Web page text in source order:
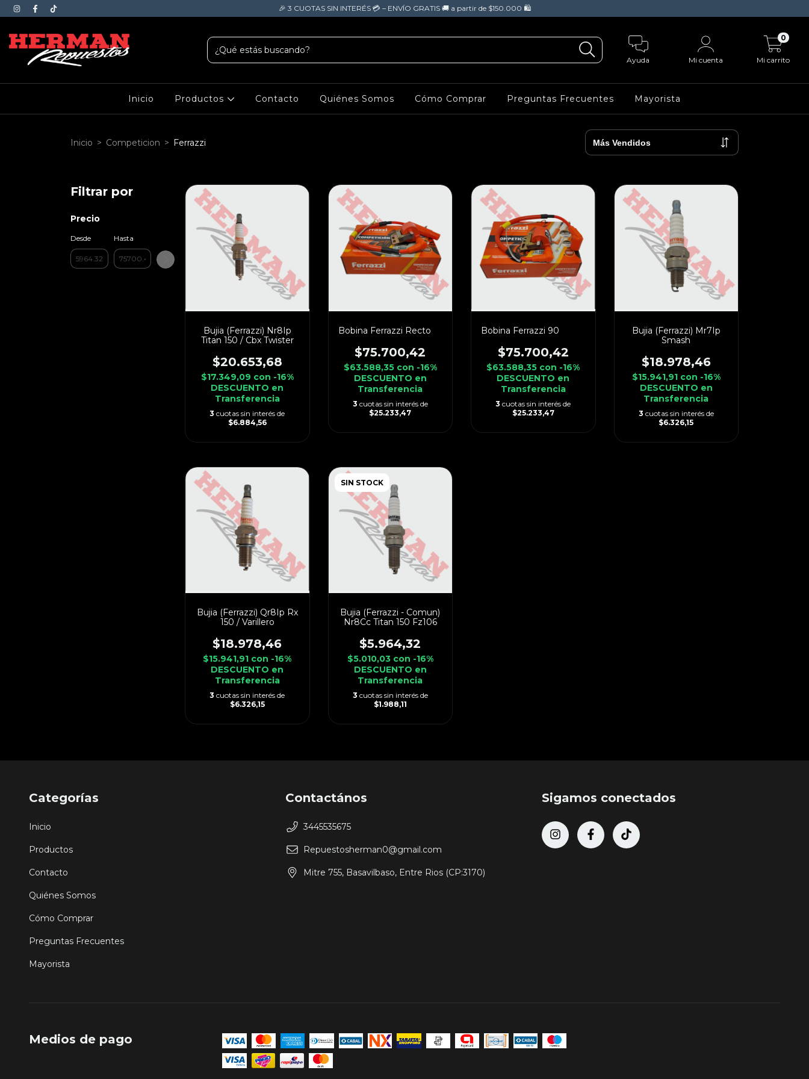
🎉 3 CUOTAS SIN INTERÉS 💳 – ENVÍO GRATIS 🚚 a partir de $150.000 🛍️
Ayuda Mi cuenta Mi carrito
0
Inicio Productos Contacto Quiénes Somos Cómo Comprar Preguntas Frecuentes Mayorista
Inicio > Competicion > Ferrazzi
Filtrar por
Precio
Desde Hasta
Bujia (Ferrazzi) Nr8Ip
Titan 150 / Cbx Twister
$20.653,68
$17.349,09 con -16%
DESCUENTO en
Transferencia
3 cuotas sin interés de
$6.884,56
Bobina Ferrazzi Recto
$75.700,42
$63.588,35 con -16%
DESCUENTO en
Transferencia
3 cuotas sin interés de
$25.233,47
Bobina Ferrazzi 90
$75.700,42
$63.588,35 con -16%
DESCUENTO en
Transferencia
3 cuotas sin interés de
$25.233,47
Bujia (Ferrazzi) Mr7Ip
Smash
$18.978,46
$15.941,91 con -16%
DESCUENTO en
Transferencia
3 cuotas sin interés de
$6.326,15
Bujia (Ferrazzi) Qr8Ip Rx
150 / Varillero
$18.978,46
$15.941,91 con -16%
DESCUENTO en
Transferencia
3 cuotas sin interés de
$6.326,15
SIN STOCK
Bujia (Ferrazzi - Comun)
Nr8Cc Titan 150 Fz106
$5.964,32
$5.010,03 con -16%
DESCUENTO en
Transferencia
3 cuotas sin interés de
$1.988,11
Categorías
Inicio
Productos
Contacto
Quiénes Somos
Cómo Comprar
Preguntas Frecuentes
Mayorista
Contactános
3445535675
Repuestosherman0@gmail.com
Mitre 755, Basavilbaso, Entre Rios (CP:3170)
Sigamos conectados
Medios de pago